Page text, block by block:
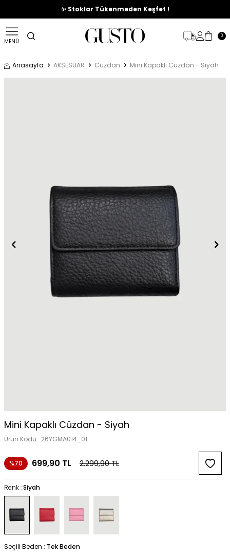
🎉%70'e Varan Büyük Yaz İndirim Başladı !
✨ Stoklar Tükenmeden Keşfet !
MENÜ
0
Anasayfa AKSESUAR Cüzdan Mini Kapaklı Cüzdan - Siyah
Mini Kapaklı Cüzdan - Siyah
Ürün Kodu : 26YGMA014_01
%70 699,90 TL 2.299,90TL
Renk :Siyah
Seçili Beden : Tek Beden